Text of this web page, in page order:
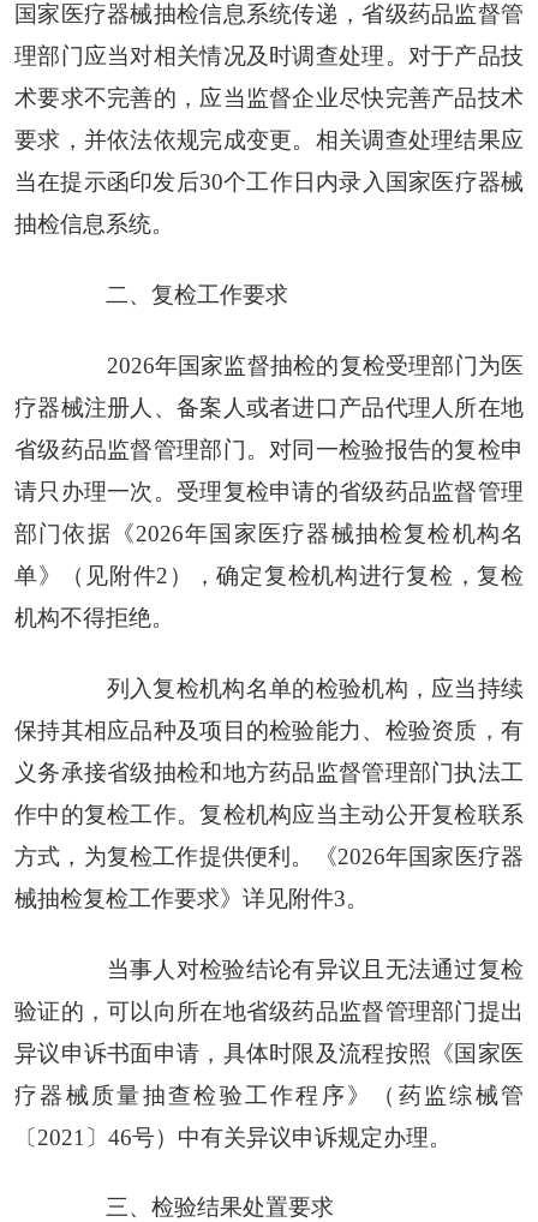
国家医疗器械抽检信息系统传递，省级药品监督管
理部门应当对相关情况及时调查处理。对于产品技
术要求不完善的，应当监督企业尽快完善产品技术
要求，并依法依规完成变更。相关调查处理结果应
当在提示函印发后30个工作日内录入国家医疗器械
抽检信息系统。
二、复检工作要求
2026年国家监督抽检的复检受理部门为医
疗器械注册人、备案人或者进口产品代理人所在地
省级药品监督管理部门。对同一检验报告的复检申
请只办理一次。受理复检申请的省级药品监督管理
部门依据《2026年国家医疗器械抽检复检机构名
单》（见附件2），确定复检机构进行复检，复检
机构不得拒绝。
列入复检机构名单的检验机构，应当持续
保持其相应品种及项目的检验能力、检验资质，有
义务承接省级抽检和地方药品监督管理部门执法工
作中的复检工作。复检机构应当主动公开复检联系
方式，为复检工作提供便利。《2026年国家医疗器
械抽检复检工作要求》详见附件3。
当事人对检验结论有异议且无法通过复检
验证的，可以向所在地省级药品监督管理部门提出
异议申诉书面申请，具体时限及流程按照《国家医
疗器械质量抽查检验工作程序》（药监综械管
〔2021〕46号）中有关异议申诉规定办理。
三、检验结果处置要求